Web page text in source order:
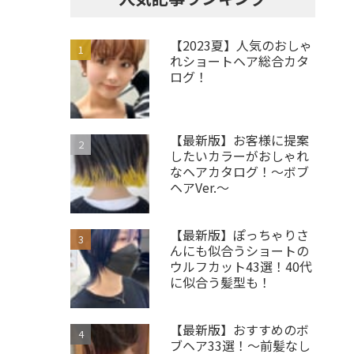
【2023夏】人気のおしゃ
れショートヘア総合カタ
ログ！
【最新版】お客様に提案
したいカラーがおしゃれ
なヘアカタログ！～ボブ
ヘアVer.～
【最新版】ぽっちゃりさ
んにも似合うショートの
ウルフカット43選！40代
に似合う髪型も！
【最新版】おすすめのボ
ブヘア33選！～前髪なし